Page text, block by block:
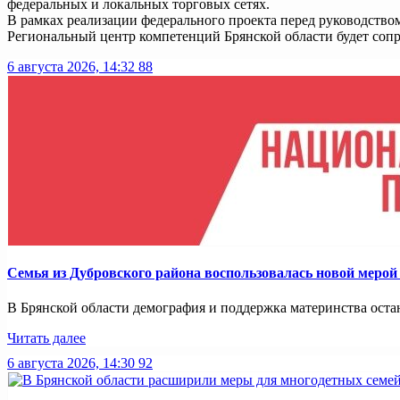
федеральных и локальных торговых сетях.
В рамках реализации федерального проекта перед
Региональный центр компетенций Брянской области будет
6 августа 2026, 14:32 88
Семья из Дубровского района воспользовалась новой
В Брянской области демография и поддержка материнства
Читать далее
6 августа 2026, 14:30 92